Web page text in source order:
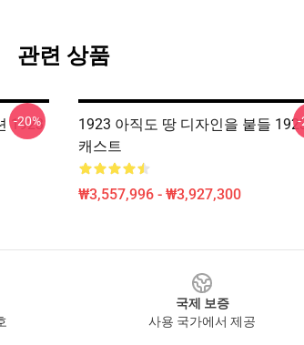
관련 상품
1923
-20%
1923 아직도 땅 디자인을 붙들
캐스트
₩3,557,996 - ₩3,927,300
-
국제 보증
사용 국가에서 제공